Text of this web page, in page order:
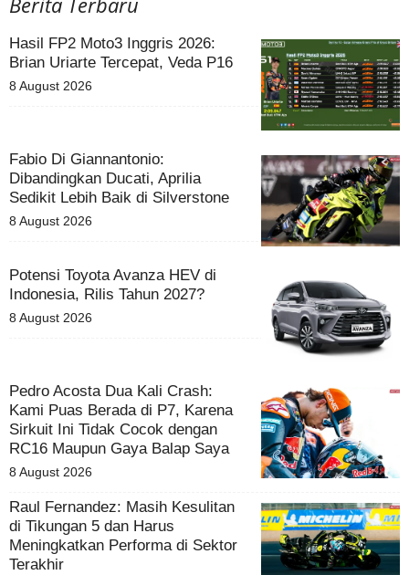
Hasil FP2 Moto3 Inggris 2026:
Brian Uriarte Tercepat, Veda P16
8 August 2026
Fabio Di Giannantonio:
Dibandingkan Ducati, Aprilia
Sedikit Lebih Baik di Silverstone
8 August 2026
Potensi Toyota Avanza HEV di
Indonesia, Rilis Tahun 2027?
8 August 2026
Pedro Acosta Dua Kali Crash:
Kami Puas Berada di P7, Karena
Sirkuit Ini Tidak Cocok dengan
RC16 Maupun Gaya Balap Saya
8 August 2026
Raul Fernandez: Masih Kesulitan
di Tikungan 5 dan Harus
Meningkatkan Performa di Sektor
Terakhir